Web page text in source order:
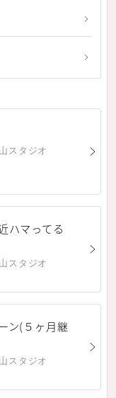
スタジオ
ハマってる
スタジオ
ン(５ヶ月継
スタジオ